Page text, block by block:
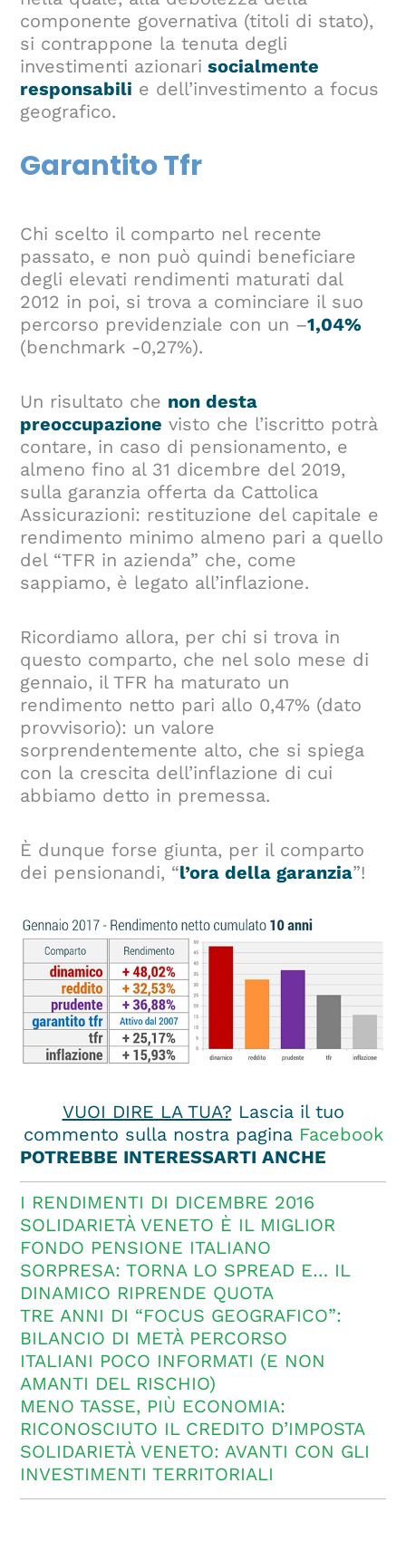
componente governativa (titoli di stato),
si contrappone la tenuta degli
investimenti azionari socialmente
responsabili e dell’investimento a focus
geografico.
Garantito Tfr
Chi scelto il comparto nel recente
passato, e non può quindi beneficiare
degli elevati rendimenti maturati dal
2012 in poi, si trova a cominciare il suo
percorso previdenziale con un –1,04%
(benchmark -0,27%).
Un risultato che non desta
preoccupazione visto che l’iscritto potrà
contare, in caso di pensionamento, e
almeno fino al 31 dicembre del 2019,
sulla garanzia offerta da Cattolica
Assicurazioni: restituzione del capitale e
rendimento minimo almeno pari a quello
del “TFR in azienda” che, come
sappiamo, è legato all’inflazione.
Ricordiamo allora, per chi si trova in
questo comparto, che nel solo mese di
gennaio, il TFR ha maturato un
rendimento netto pari allo 0,47% (dato
provvisorio): un valore
sorprendentemente alto, che si spiega
con la crescita dell’inflazione di cui
abbiamo detto in premessa.
È dunque forse giunta, per il comparto
dei pensionandi, “l’ora della garanzia”!
VUOI DIRE LA TUA? Lascia il tuo
commento sulla nostra pagina Facebook
POTREBBE INTERESSARTI ANCHE
I RENDIMENTI DI DICEMBRE 2016
SOLIDARIETÀ VENETO È IL MIGLIOR
FONDO PENSIONE ITALIANO
SORPRESA: TORNA LO SPREAD E… IL
DINAMICO RIPRENDE QUOTA
TRE ANNI DI “FOCUS GEOGRAFICO”:
BILANCIO DI METÀ PERCORSO
ITALIANI POCO INFORMATI (E NON
AMANTI DEL RISCHIO)
MENO TASSE, PIÙ ECONOMIA:
RICONOSCIUTO IL CREDITO D’IMPOSTA
SOLIDARIETÀ VENETO: AVANTI CON GLI
INVESTIMENTI TERRITORIALI